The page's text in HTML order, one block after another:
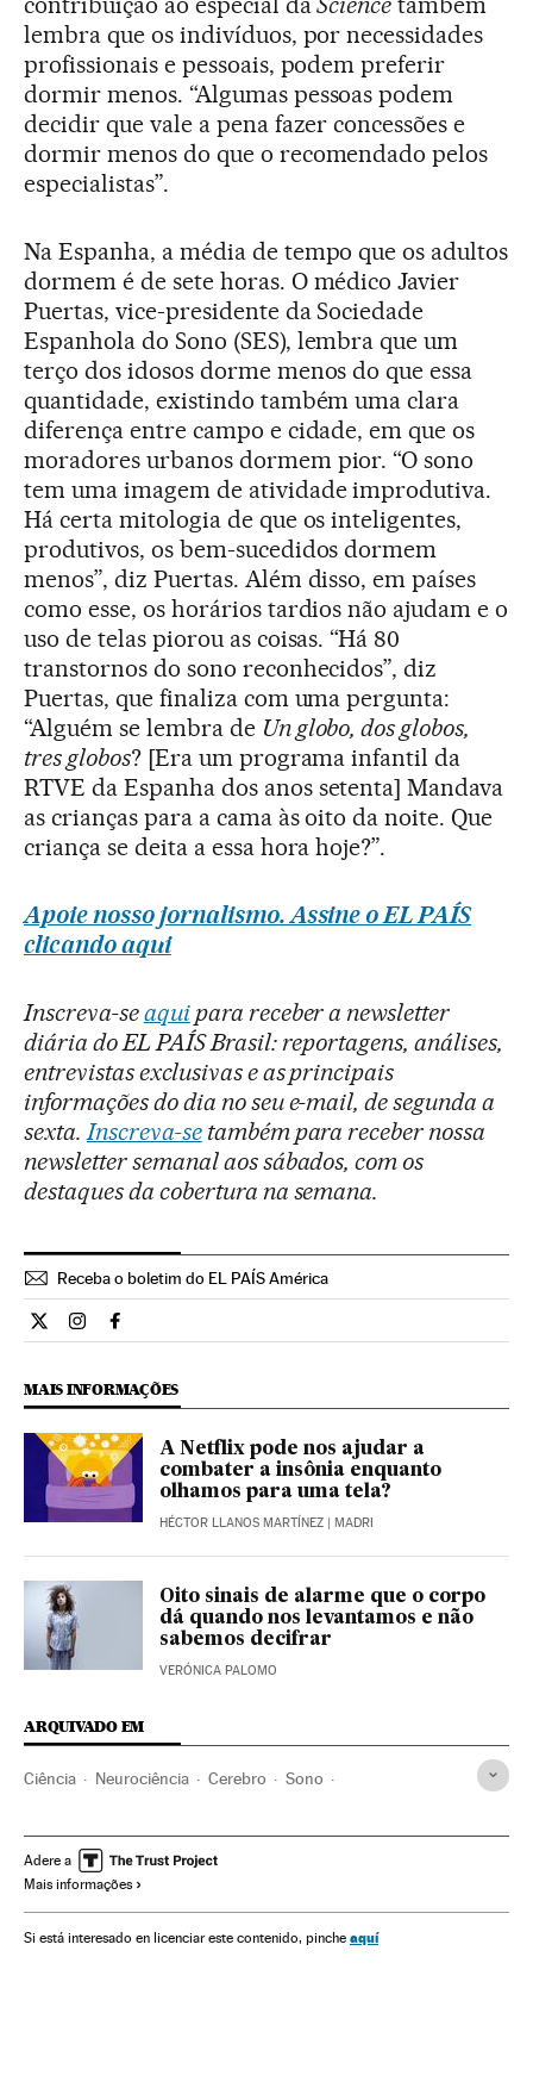
lembra que os indivíduos, por necessidades
profissionais e pessoais, podem preferir
dormir menos. “Algumas pessoas podem
decidir que vale a pena fazer concessões e
dormir menos do que o recomendado pelos
especialistas”.
Na Espanha, a média de tempo que os adultos
dormem é de sete horas. O médico Javier
Puertas, vice-presidente da Sociedade
Espanhola do Sono (SES), lembra que um
terço dos idosos dorme menos do que essa
quantidade, existindo também uma clara
diferença entre campo e cidade, em que os
moradores urbanos dormem pior. “O sono
tem uma imagem de atividade improdutiva.
Há certa mitologia de que os inteligentes,
produtivos, os bem-sucedidos dormem
menos”, diz Puertas. Além disso, em países
como esse, os horários tardios não ajudam e o
uso de telas piorou as coisas. “Há 80
transtornos do sono reconhecidos”, diz
Puertas, que finaliza com uma pergunta:
“Alguém se lembra de Un globo, dos globos,
tres globos? [Era um programa infantil da
RTVE da Espanha dos anos setenta] Mandava
as crianças para a cama às oito da noite. Que
criança se deita a essa hora hoje?”.
Apoie nosso jornalismo. Assine o EL PAÍS
clicando aqui
Inscreva-seaquipara receber a newsletter
diária do EL PAÍS Brasil: reportagens, análises,
entrevistas exclusivas e as principais
informações do dia no seu e-mail, de segunda a
sexta.Inscreva-setambém para receber nossa
newsletter semanal aos sábados, com os
destaques da cobertura na semana.
Receba o boletim do EL PAÍS América
Ciencia El País Brasil en Twitter
Ciencia El País Brasil en Instagram
Ciencia El País Brasil en Facebook
MAIS INFORMAÇÕES
A Netflix pode nos ajudar a
combater a insônia enquanto
olhamos para uma tela?
HÉCTOR LLANOS MARTÍNEZ | MADRI
Oito sinais de alarme que o corpo
dá quando nos levantamos e não
sabemos decifrar
VERÓNICA PALOMO
ARQUIVADO EM
Ciência Neurociência Cerebro Sono
Adere a
Mais informações
Si está interesado en licenciar este contenido, pinche aquí